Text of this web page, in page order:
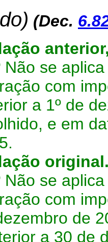
(Dec.
Não se
com
a 1º de
e em
Não se
com
de
a 30 de